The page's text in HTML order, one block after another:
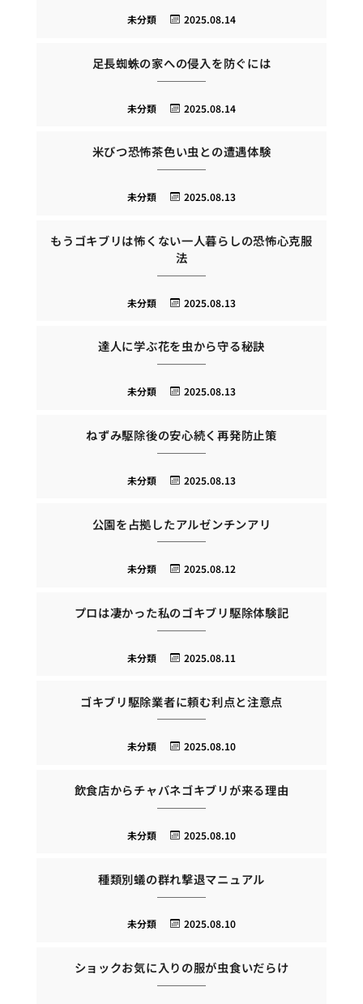
2025.08.14
未分類
足長蜘蛛の家への侵入を防ぐには
2025.08.14
未分類
米びつ恐怖茶色い虫との遭遇体験
2025.08.13
未分類
もうゴキブリは怖くない一人暮らしの恐怖心克服
法
2025.08.13
未分類
達人に学ぶ花を虫から守る秘訣
2025.08.13
未分類
ねずみ駆除後の安心続く再発防止策
2025.08.13
未分類
公園を占拠したアルゼンチンアリ
2025.08.12
未分類
プロは凄かった私のゴキブリ駆除体験記
2025.08.11
未分類
ゴキブリ駆除業者に頼む利点と注意点
2025.08.10
未分類
飲食店からチャバネゴキブリが来る理由
2025.08.10
未分類
種類別蟻の群れ撃退マニュアル
2025.08.10
未分類
ショックお気に入りの服が虫食いだらけ